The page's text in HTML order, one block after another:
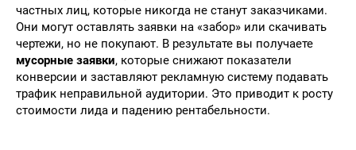
частных лиц, которые никогда не станут заказчиками.
Они могут оставлять заявки на «забор» или скачивать
чертежи, но не покупают. В результате вы получаете
мусорные заявки, которые снижают показатели
конверсии и заставляют рекламную систему подавать
трафик неправильной аудитории. Это приводит к росту
стоимости лида и падению рентабельности.